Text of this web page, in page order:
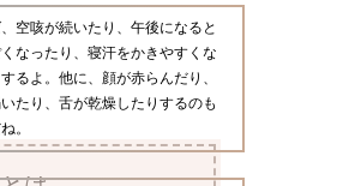
空咳が続いたり、午後になると
なったり、寝汗をかきやすくな
るよ。他に、顔が赤らんだり、
たり、舌が乾燥したりするのも
。